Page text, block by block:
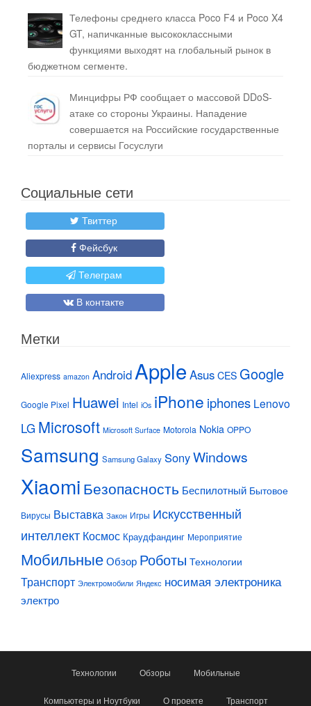
Телефоны среднего класса Poco F4 и Poco X4
GT, напичканные высококлассными
функциями выходят на глобальный рынок в
бюджетном сегменте.
Минцифры РФ сообщает о массовой DDoS-
атаке со стороны Украины. Нападение
совершается на Российские государственные
порталы и сервисы Госуслуги
Социальные сети
Твиттер
Фейсбук
Телеграм
В контакте
Метки
Aliexpress amazon Android Apple Asus CES Google
Google Pixel Huawei Intel iOs iPhone iphones Lenovo
LG Microsoft Microsoft Surface Motorola Nokia OPPO
Samsung Samsung Galaxy SonyWindows
Xiaomi Безопасность Беспилотный Бытовое
Вирусы Выставка Закон Игры Искусственный
интеллект Космос Краудфандинг Мероприятие
МобильныеОбзор Роботы Технологии
Транспорт Электромобили Яндекс носимая электроника
электро
Технологии Обзоры Мобильные
Компьютеры и Ноутбуки О проекте Транспорт